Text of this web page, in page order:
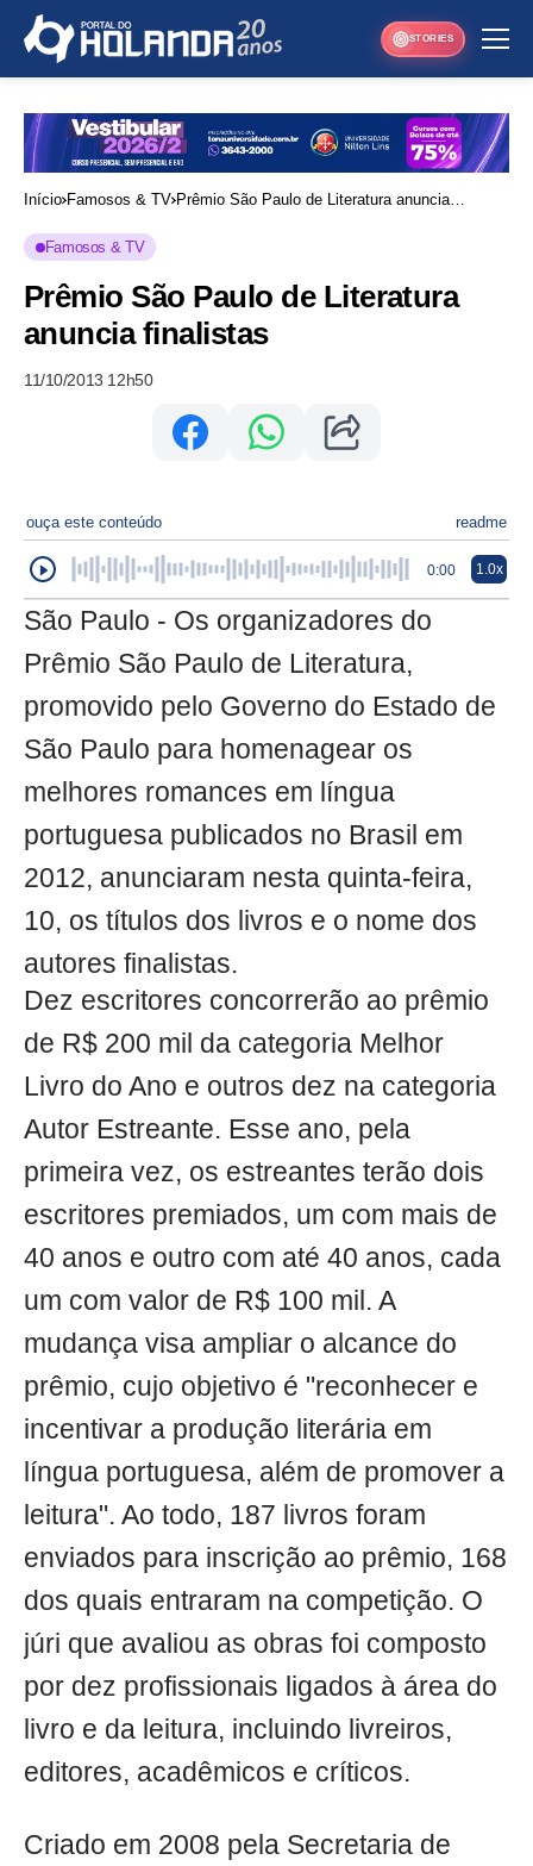
STORIES
Início Famosos & TV Prêmio São Paulo de Literatura anuncia
Famosos & TV
Prêmio São Paulo de Literatura
anuncia finalistas
11/10/2013 12h50
ouça este conteúdo readme
0:00 1.0x
São Paulo - Os organizadores do
Prêmio São Paulo de Literatura,
promovido pelo Governo do Estado de
São Paulo para homenagear os
melhores romances em língua
portuguesa publicados no Brasil em
2012, anunciaram nesta quinta-feira,
10, os títulos dos livros e o nome dos
autores finalistas.
Dez escritores concorrerão ao prêmio
de R$ 200 mil da categoria Melhor
Livro do Ano e outros dez na categoria
Autor Estreante. Esse ano, pela
primeira vez, os estreantes terão dois
escritores premiados, um com mais de
40 anos e outro com até 40 anos, cada
um com valor de R$ 100 mil. A
mudança visa ampliar o alcance do
prêmio, cujo objetivo é "reconhecer e
incentivar a produção literária em
língua portuguesa, além de promover a
leitura". Ao todo, 187 livros foram
enviados para inscrição ao prêmio, 168
dos quais entraram na competição. O
júri que avaliou as obras foi composto
por dez profissionais ligados à área do
livro e da leitura, incluindo livreiros,
editores, acadêmicos e críticos.
Criado em 2008 pela Secretaria de